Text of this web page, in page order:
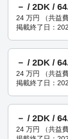
－ / 2DK /
24 万円 （共益
掲載終了日：
－ / 2DK /
24 万円 （共益
掲載終了日：
－ / 2DK /
24 万円 （共益